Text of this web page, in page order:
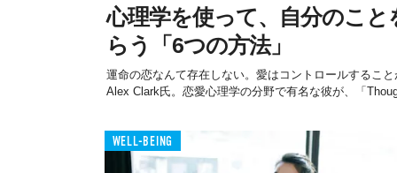
心理学を使って、自分のこ
らう「6つの方法」
運命の恋なんて存在しない。愛はコントロールするこ
Alex Clark氏。恋愛心理学の分野で有名な彼が、「
WELL-BEING